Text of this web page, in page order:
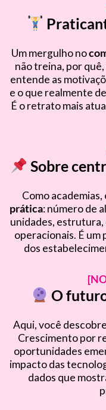
Um mergulho no
não treina, por
entende as
e o que realmente
É o retrato mais
Sobre
Como
prática: número de
unidades,
operacionais. É um
dos
O
Aqui, você descobre
Crescimento por
oportunidades
impacto das
dados que